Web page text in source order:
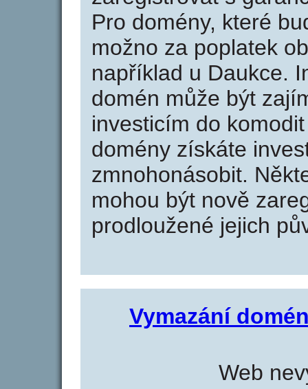
Pro domény, které
možno za poplatek
například u Daukce.
domén může být
investicím do
domény získáte
zmnohonásobit.
mohou být nově
prodloužené jejich
Vymazání
Web